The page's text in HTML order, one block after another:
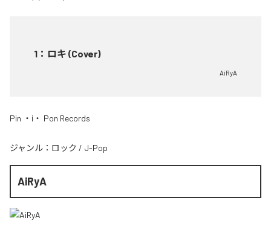
1 ： ロキ (Cover)
AiRyA
Pin ・i・ Pon Records
ジャンル： ロック / J-Pop
AiRyA